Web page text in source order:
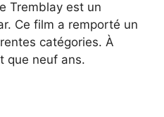
Tremblay est un
Ce film a remporté un
catégories. À
que neuf ans.